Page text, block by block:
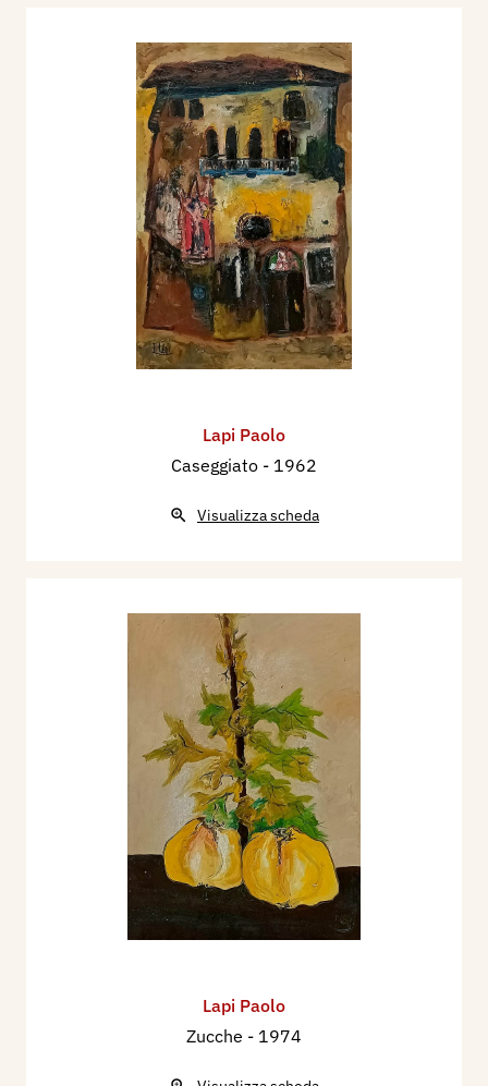
Lapi Paolo
Caseggiato - 1962
Visualizza scheda
Lapi Paolo
Zucche - 1974